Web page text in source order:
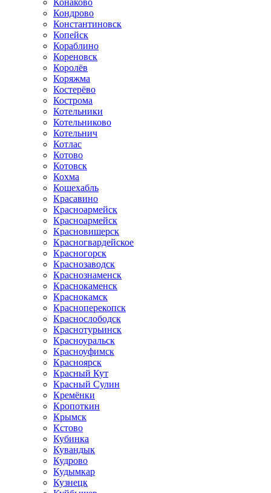
Конаково
Кондрово
Константиновск
Копейск
Кораблино
Кореновск
Королёв
Коряжма
Костерёво
Кострома
Котельники
Котельниково
Котельнич
Котлас
Котово
Котовск
Кохма
Кошехабль
Красавино
Красноармейск
Красноармейск
Красновишерск
Красногвардейское
Красногорск
Краснозаводск
Краснознаменск
Краснокаменск
Краснокамск
Красноперекопск
Краснослободск
Краснотурьинск
Красноуральск
Красноуфимск
Красноярск
Красный Кут
Красный Сулин
Кремёнки
Кропоткин
Крымск
Кстово
Кубинка
Кувандык
Кудрово
Кудымкар
Кузнецк